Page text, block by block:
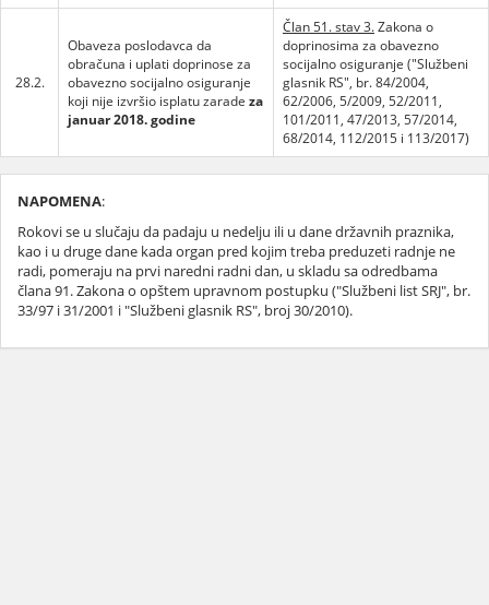
28.2.
Obaveza poslodavca da
obračuna i uplati doprinose za
obavezno socijalno osiguranje
koji nije izvršio isplatu zarade za
januar 2018. godine
Član 51. stav 3.Zakona o
doprinosima za obavezno
socijalno osiguranje ("Službeni
glasnik RS", br. 84/2004,
62/2006, 5/2009, 52/2011,
101/2011, 47/2013, 57/2014,
68/2014, 112/2015 i 113/2017)
NAPOMENA:
Rokovi se u slučaju da padaju u nedelju ili u dane državnih praznika,
kao i u druge dane kada organ pred kojim treba preduzeti radnje ne
radi, pomeraju na prvi naredni radni dan, u skladu sa odredbama
člana 91. Zakona o opštem upravnom postupku ("Službeni list SRJ", br.
33/97 i 31/2001 i "Službeni glasnik RS", broj 30/2010).